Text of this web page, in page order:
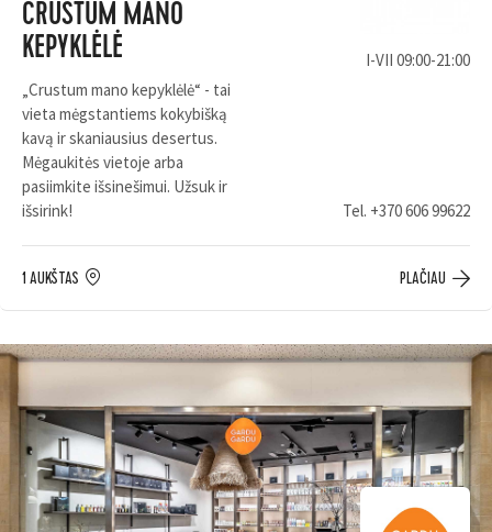
CRUSTUM MANO
KEPYKLĖLĖ
„Crustum mano kepyklėlė“ - tai
vieta mėgstantiems kokybišką
kavą ir skaniausius desertus.
Mėgaukitės vietoje arba
pasiimkite išsinešimui. Užsuk ir
išsirink!
I-VII 09:00-21:00
Tel. +370 606 99622
1 AUKŠTAS PLAČIAU